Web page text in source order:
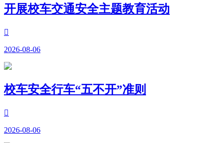
开展校车交通安全主题教育活动

2026-08-06
校车安全行车“五不开”准则

2026-08-06